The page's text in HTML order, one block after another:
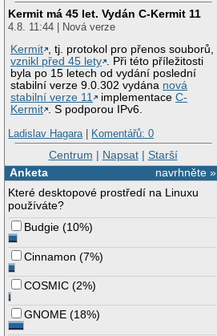
Kermit má 45 let. Vydán C-Kermit 11
4.8. 11:44 | Nová verze
Kermit , tj. protokol pro přenos souborů,
vznikl před 45 lety . Při této příležitosti
byla po 15 letech od vydání poslední
stabilní verze 9.0.302 vydána nová
stabilní verze 11
implementaceC-
Kermit . S podporou IPv6.
Ladislav Hagara| Komentářů: 0
Centrum | Napsat| Starší
navrhněte »
Anketa
Které desktopové prostředí na Linuxu
používáte?
Budgie (10%)
Cinnamon (7%)
COSMIC (2%)
GNOME (18%)